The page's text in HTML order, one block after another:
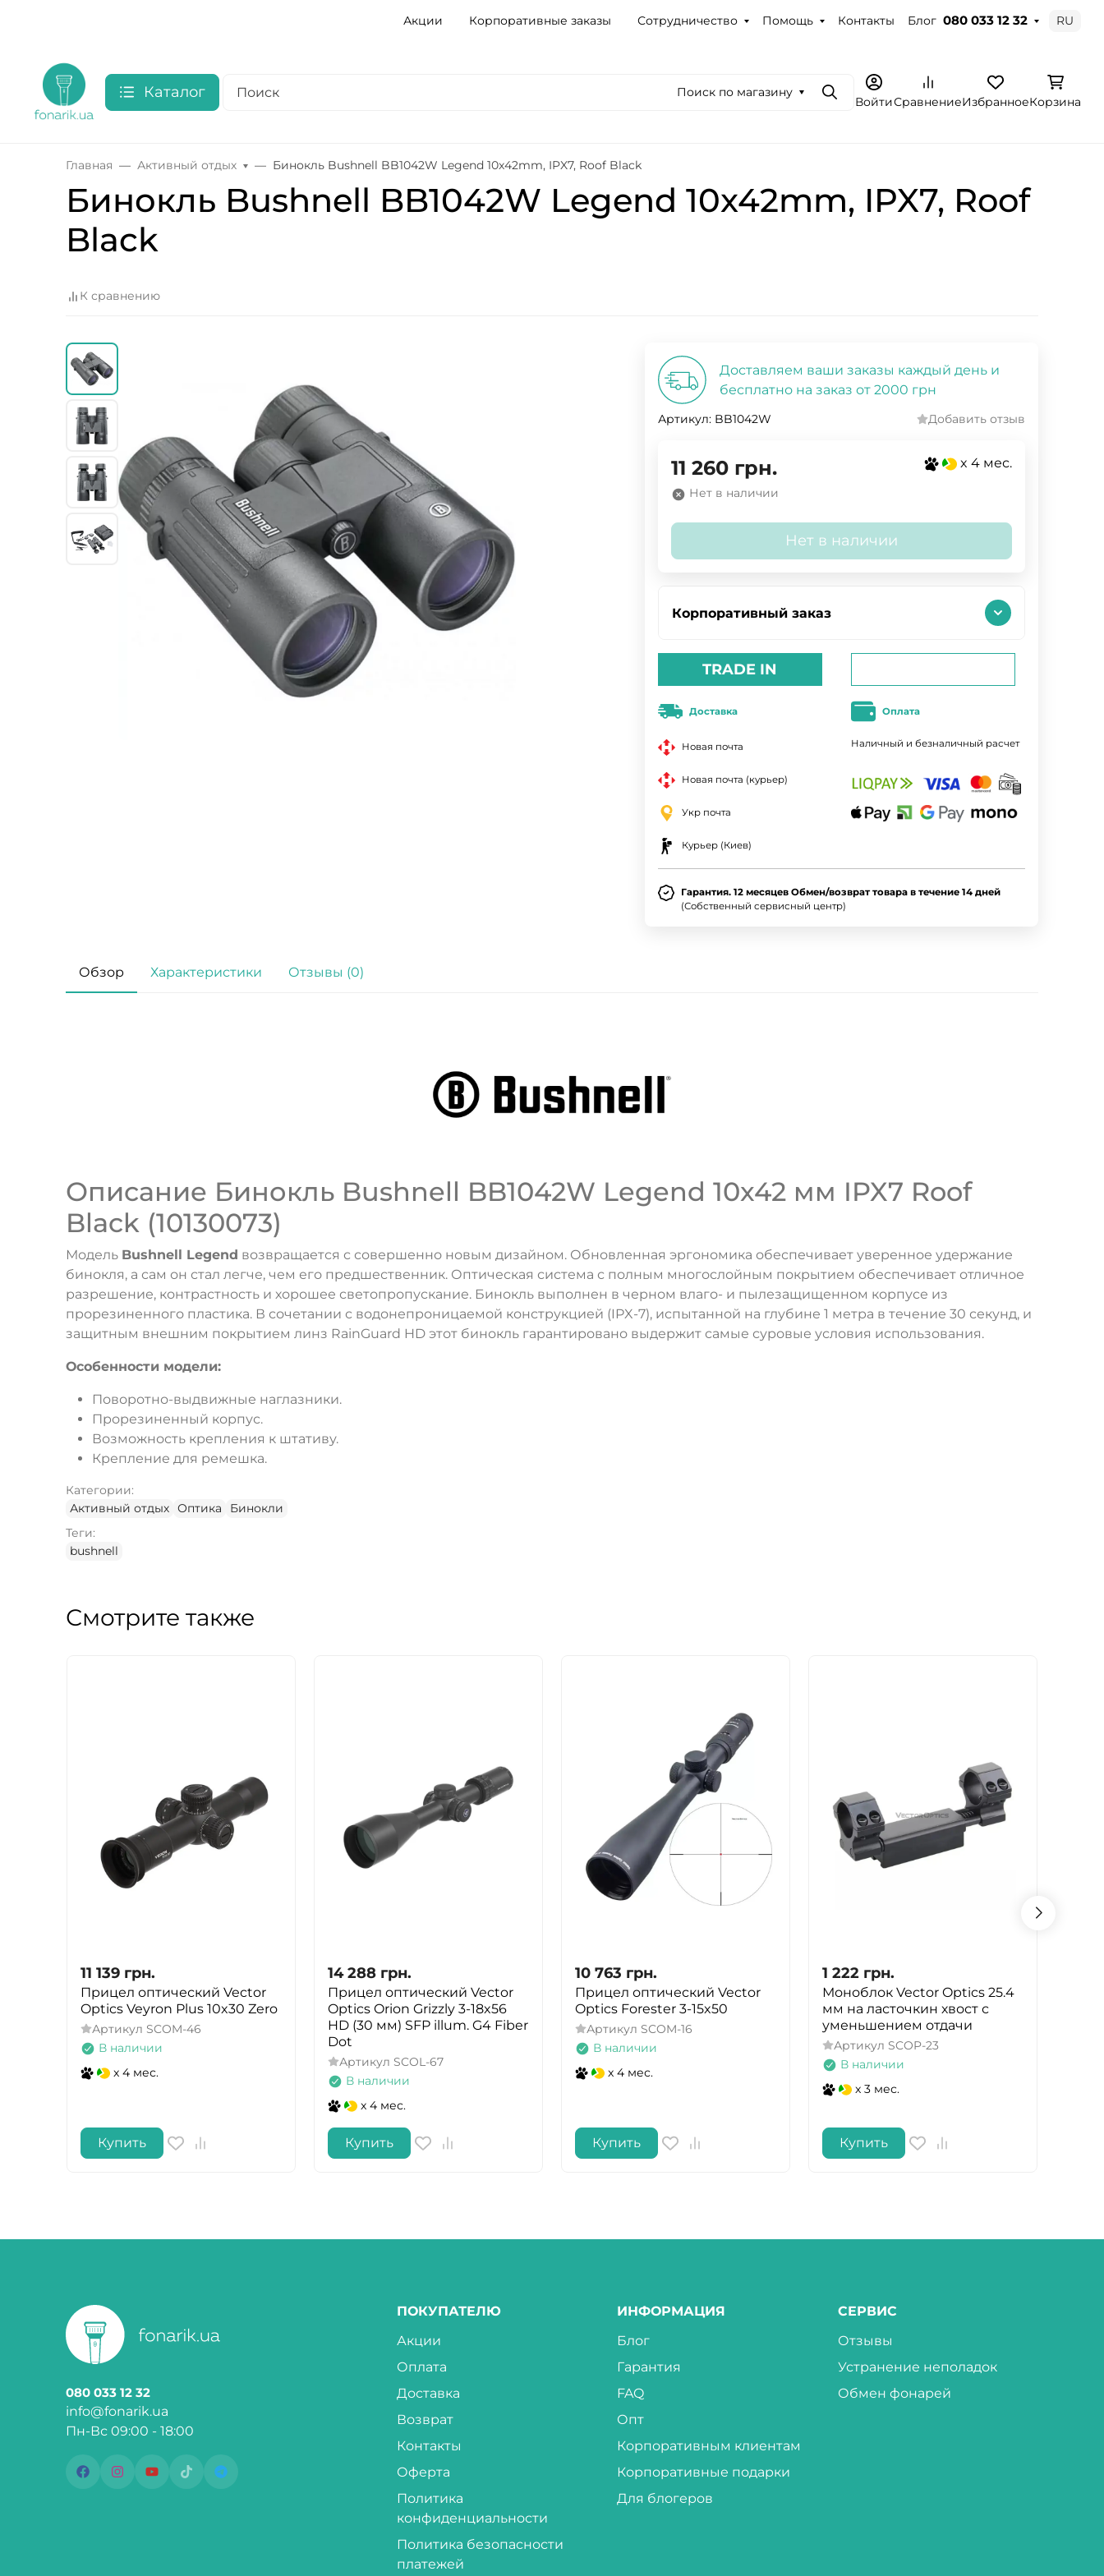
Акции Корпоративные заказы Сотрудничество Помощь Контакты Блог 080 033 12 32 RU
Каталог Поиск по магазину
ПоискВойтиСравнениеИзбранноеКорзина
Главная Активный отдых Бинокль Bushnell BB1042W Legend 10x42mm, IPX7, Roof Black
Бинокль Bushnell BB1042W Legend 10x42mm, IPX7, Roof
Black
К сравнению
Доставляем ваши заказы каждый день и
бесплатно на заказ от 2000 грн
Артикул: BB1042W Добавить отзыв
11 260 грн. x 4 мес.
Нет в наличии
Нет в наличии
Корпоративный заказ
TRADE IN
Доставка
Новая почта
Новая почта (курьер)
Укр почта
Курьер (Киев)
Оплата
Наличный и безналичный расчет
Гарантия. 12 месяцев Обмен/возврат товара в течение 14 дней
(Собственный сервисный центр)
Обзор Характеристики Отзывы (0)
Описание Бинокль Bushnell BB1042W Legend 10x42 мм IPX7 Roof
Black (10130073)
Модель Bushnell Legend возвращается с совершенно новым дизайном. Обновленная эргономика обеспечивает уверенное удержание
бинокля, а сам он стал легче, чем его предшественник. Оптическая система с полным многослойным покрытием обеспечивает отличное
разрешение, контрастность и хорошее светопропускание. Бинокль выполнен в черном влаго- и пылезащищенном корпусе из
прорезиненного пластика. В сочетании с водонепроницаемой конструкцией (IPX-7), испытанной на глубине 1 метра в течение 30 секунд, и
защитным внешним покрытием линз RainGuard HD этот бинокль гарантировано выдержит самые суровые условия использования.
Особенности модели:
Поворотно-выдвижные наглазники.
Прорезиненный корпус.
Возможность крепления к штативу.
Крепление для ремешка.
Категории:
Активный отдых Оптика
Бинокли
Теги:
bushnell
Смотрите также
11 139 грн.
Прицел оптический Vector
Optics Veyron Plus 10x30 Zero
Артикул SCOM-46
В наличии
x 4 мес.
Купить
14 288 грн.
Прицел оптический Vector
Optics Orion Grizzly 3-18x56
HD (30 мм) SFP illum. G4 Fiber
Dot
Артикул SCOL-67
В наличии
x 4 мес.
Купить
10 763 грн.
Прицел оптический Vector
Optics Forester 3-15x50
Артикул SCOM-16
В наличии
x 4 мес.
Купить
1 222 грн.
Моноблок Vector Optics 25.4
мм на ласточкин хвост с
уменьшением отдачи
Артикул SCOP-23
В наличии
x 3 мес.
Купить
080 033 12 32
info@fonarik.ua
Пн-Вс 09:00 - 18:00
ПОКУПАТЕЛЮ
Акции
Оплата
Доставка
Возврат
Контакты
Оферта
Политика
конфиденциальности
Политика безопасности
платежей
ИНФОРМАЦИЯ
Блог
Гарантия
FAQ
Опт
Корпоративным клиентам
Корпоративные подарки
Для блогеров
СЕРВИС
Отзывы
Устранение неполадок
Обмен фонарей